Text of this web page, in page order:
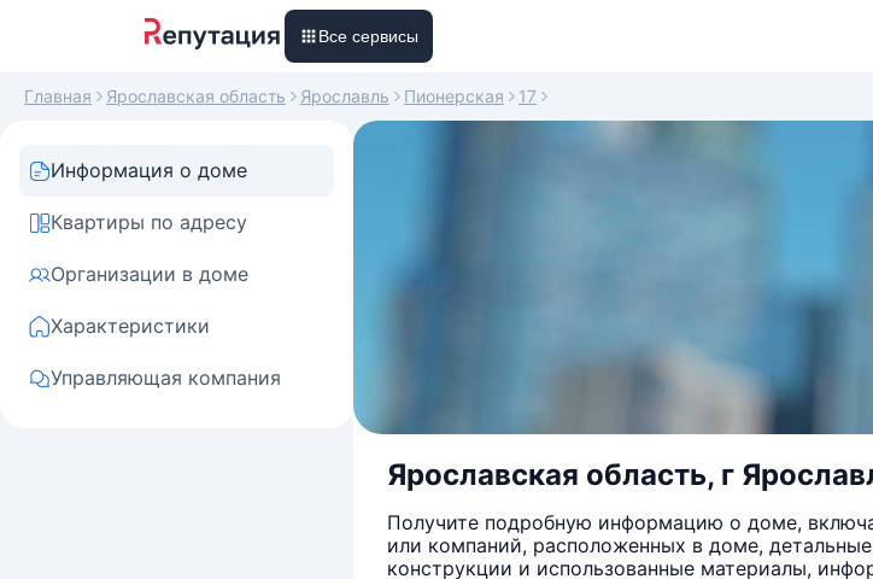
Все сервисы
Главная Ярославская область Ярославль Пионерская 17
Информация о доме
Квартиры по адресу
Организации в доме
Характеристики
Управляющая компания
Ярославская область, г
Получите подробную информацию о доме,
или компаний, расположенных в доме,
конструкции и использованные материалы,